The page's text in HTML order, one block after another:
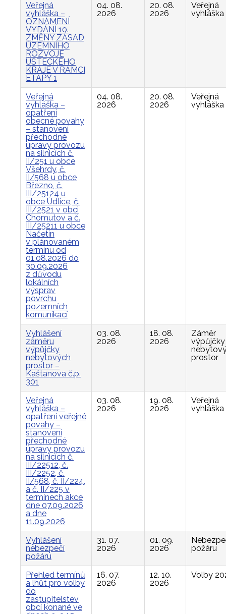
Veřejná
vyhláška –
OZNÁMENÍ
VYDÁNÍ 10.
ZMĚNY ZÁSAD
ÚZEMNÍHO
ROZVOJE
ÚSTECKÉHO
KRAJE V RÁMCI
ETAPY 1
04. 08.
2026
20. 08.
2026
Veřejná
vyhláška
Veřejná
vyhláška –
opatření
obecné povahy
– stanovení
přechodné
úpravy provozu
na silnicích č.
II/251 u obce
Všehrdy, č.
II/568 u obce
Březno, č.
III/25124 u
obce Údlice, č.
III/2521 v obci
Chomutov a č.
III/25211 u obce
Načetín
v plánovaném
termínu od
01.08.2026 do
30.09.2026
z důvodu
lokálních
výsprav
povrchu
pozemních
komunikací
04. 08.
2026
20. 08.
2026
Veřejná
vyhláška
Vyhlášení
záměru
výpůjčky
nebytových
prostor –
Kaštanova č.p.
301
03. 08.
2026
18. 08.
2026
Záměr
výpůjčky
prostor
Veřejná
vyhláška –
opatření veřejné
povahy –
stanovení
přechodné
úpravy provozu
na silnicích č.
III/22512, č.
III/2252, č.
II/568, č. II/224,
a č. II/225 v
termínech akce
dne 07.09.2026
a dne
11.09.2026
03. 08.
2026
19. 08.
2026
Veřejná
vyhláška
Vyhlášení
nebezpečí
požáru
31. 07.
2026
01. 09.
2026
požáru
Přehled termínů
a lhůt pro volby
do
zastupitelstev
obcí konané ve
16. 07.
2026
12. 10.
2026
Volby